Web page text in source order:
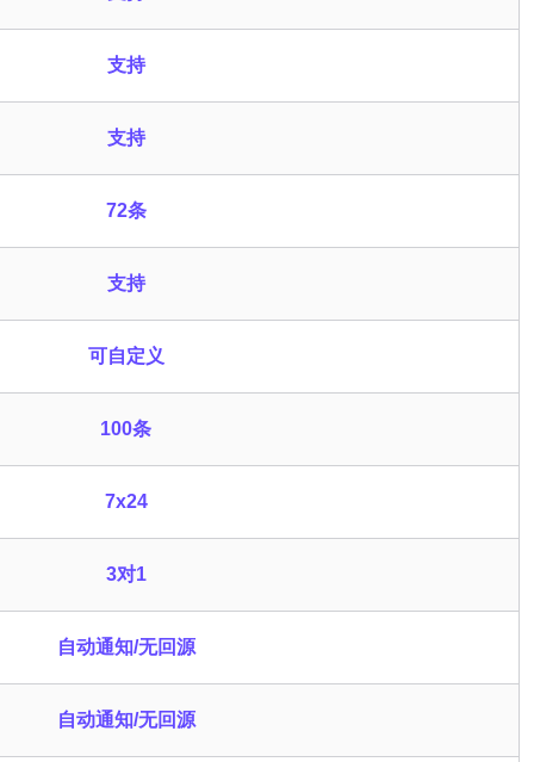
支持
支持
72条
支持
可自定义
100条
7x24
3对1
自动通知/无回源
自动通知/无回源